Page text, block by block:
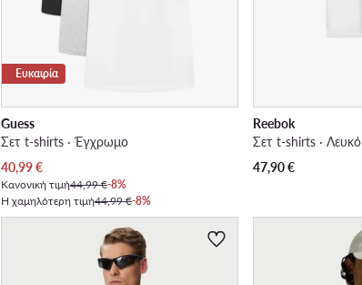
Ευκαιρία
Guess
Σετ t-shirts · Έγχρωμο
Τρέχουσα τιμή
40,99€
Κανονική τιμή44,99 €-8%
Η χαμηλότερη τιμή44,99 €-8%
Reebok
Σετ t-shirts · Λευκό
47,90€